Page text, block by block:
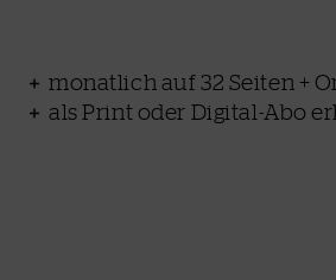
monatlich auf 32 Seiten +
als Print oder Digital-Abo